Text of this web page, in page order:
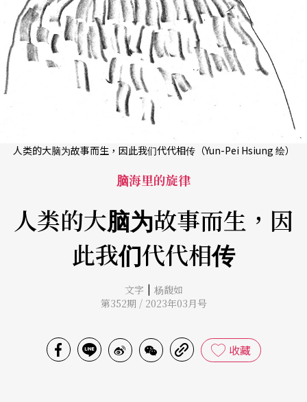
人类的大脑为故事而生，因此我们代代相传（Yun-Pei Hsiung 绘）
脑海里的旋律
人类的大脑为故事而生，因
此我们代代相传
文字 | 杨馥如
第352期 / 2023年03月号
收藏